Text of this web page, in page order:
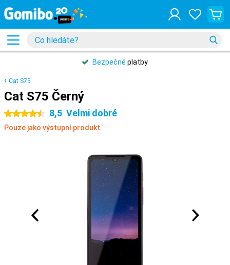
Bezpečné platby
Cat S75
Cat S75 Černý
4.5 hvězdičky 8,5 Velmi dobré
Pouze jako výstupní produkt